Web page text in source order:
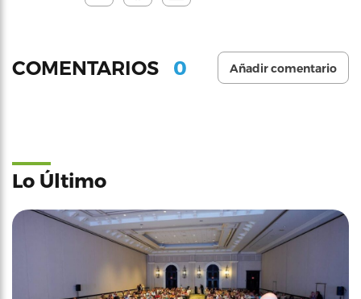
COMENTARIOS 0 Añadir comentario
Lo Último